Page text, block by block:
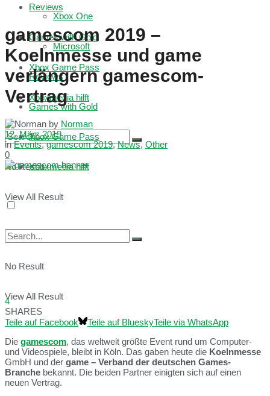
Reviews
Games with Gold
Xbox Game Pass
Xboxmedia hilft
No Result
View All Result
Xbox One
Microsoft
Reviews
Games with Gold
Xbox Game Pass
Xboxmedia hilft
No Result
View All Result
gamescom 2019 –
Koelnmesse und game
verlängern gamescom-
Vertrag
by Norman
12. März 2019
in Events,gamescom 2019,News, Other
0
4
SHARES
Teile auf Facebook
Teile auf BlueskyTeile via WhatsApp
Die gamescom, das weltweit größte Event rund um Computer-
und Videospiele, bleibt in Köln. Das gaben heute die Koelnmesse
GmbH und der game – Verband der deutschen Games-
Branche bekannt. Die beiden Partner einigten sich auf einen
neuen Vertrag.